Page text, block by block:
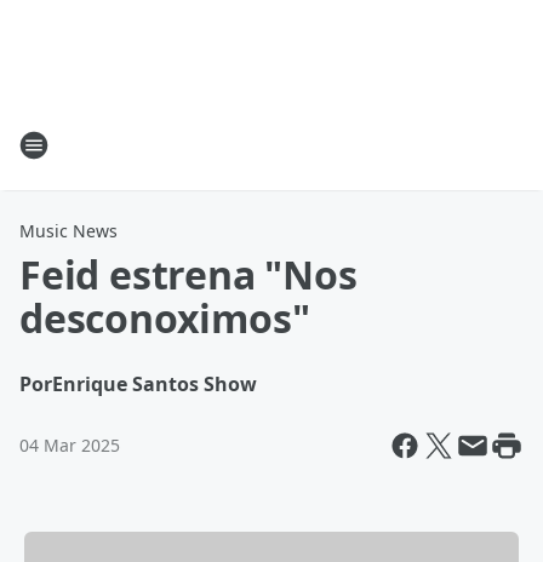
Music News
Feid estrena "Nos
desconoximos"
PorEnrique Santos Show
04 Mar 2025